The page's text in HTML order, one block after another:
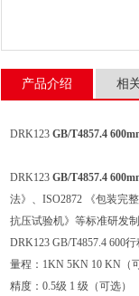
产品介绍 相
DRK123 GB/T4857.4
DRK123 GB/T4857.4
法》、ISO2872 《包装完
抗压试验机》等标准研发
DRK123 GB/T4857.4 600
量程：1KN 5KN 10 KN（
精度：0.5级 1 级（可选）